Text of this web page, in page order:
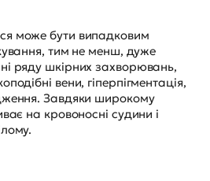
може бути випадковим
тим не менш, дуже
ряду шкірних захворювань,
вени, гіперпігментація,
Завдяки широкому
на кровоносні судини і